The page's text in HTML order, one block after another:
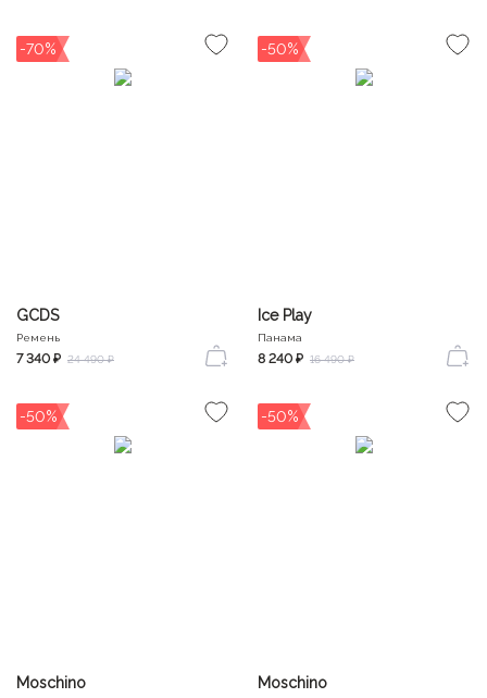
-70%
GCDS
Ремень
7 340 ₽ 24 490 ₽
-50%
Ice Play
Панама
8 240 ₽ 16 490 ₽
-50%
Moschino
-50%
Moschino